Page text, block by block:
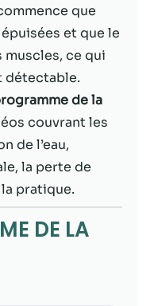
que
et que le
ce qui
détectable.
de la
couvrant les
de l’eau,
la perte de
pratique.
DE LA
lorsque vous
visitez notre
site, vous
augmentez les
chances de
contenu et des
offres
personnalisés.